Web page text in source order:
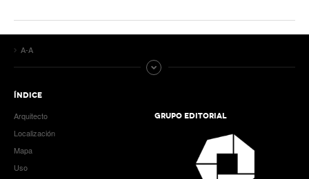
A-A
ÍNDICE
Arquitecto
Localización
Mapa
Uso
GRUPO EDITORIAL